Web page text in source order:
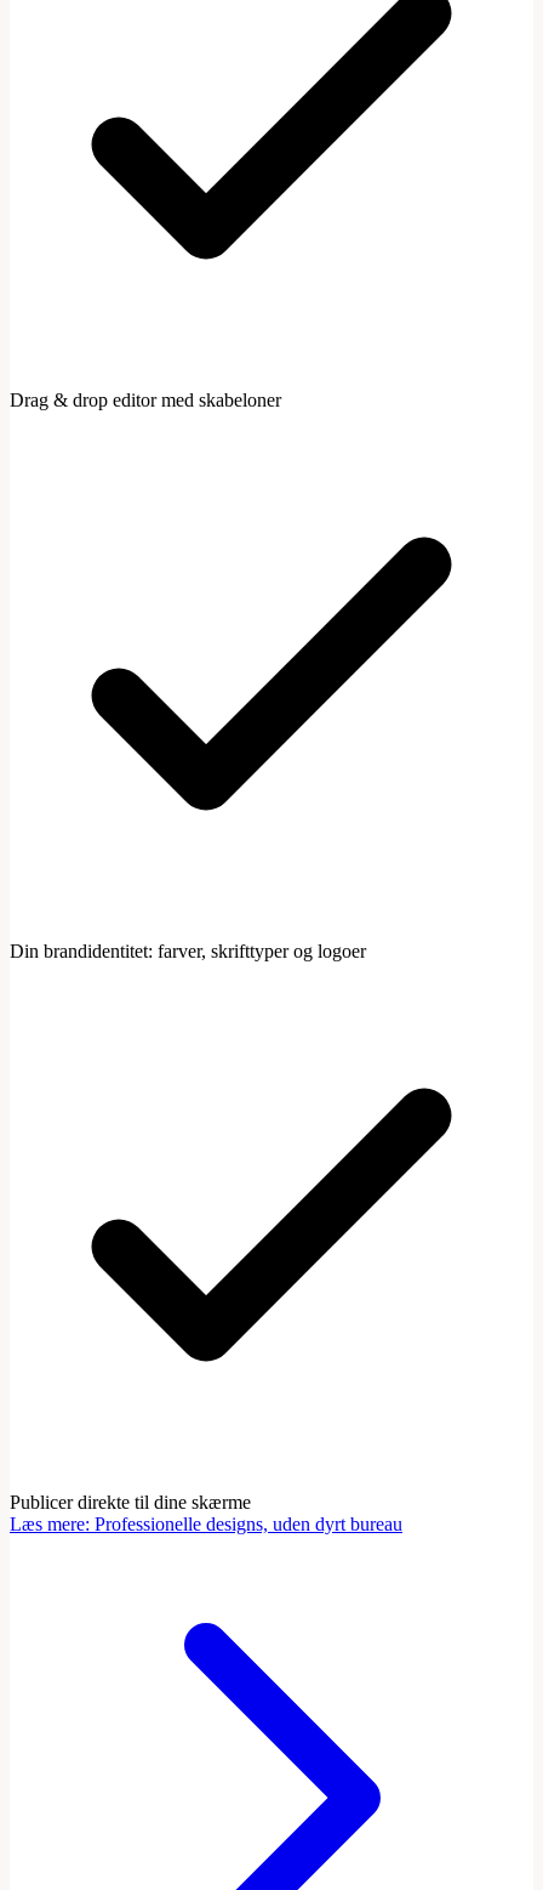
Drag & drop editor med skabeloner
Din brandidentitet: farver, skrifttyper og logoer
Publicer direkte til dine skærme
Læs mere: Professionelle designs, uden dyrt bureau